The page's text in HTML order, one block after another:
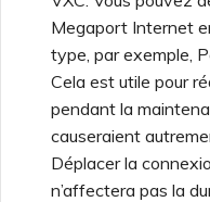
Megaport Internet
type, par exemple,
Cela est utile pour
pendant la
causeraient
Déplacer la
n’affectera pas la